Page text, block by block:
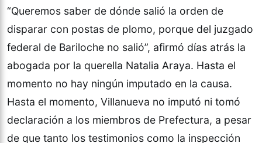
“Queremos saber de dónde salió la orden de
disparar con postas de plomo, porque del juzgado
federal de Bariloche no salió”, afirmó días atrás la
abogada por la querella Natalia Araya. Hasta el
momento no hay ningún imputado en la causa.
Hasta el momento, Villanueva no imputó ni tomó
declaración a los miembros de Prefectura, a pesar
de que tanto los testimonios como la inspección